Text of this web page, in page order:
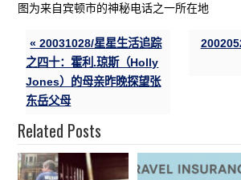
图为来自宾顿市的神秘电话之一所在地
« 20031028/星星生活追踪
之四十：霍利.琼斯（Holly
Jones）的母亲昨晚探望张
东岳父母
Related Posts